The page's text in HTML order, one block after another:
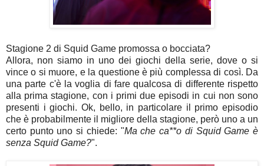
Stagione 2 di Squid Game promossa o bocciata?
Allora, non siamo in uno dei giochi della serie, dove o si
vince o si muore, e la questione è più complessa di così. Da
una parte c'è la voglia di fare qualcosa di differente rispetto
alla prima stagione, con i primi due episodi in cui non sono
presenti i giochi. Ok, bello, in particolare il primo episodio
che è probabilmente il migliore della stagione, però uno a un
certo punto uno si chiede: "Ma che ca**o di Squid Game è
senza Squid Game?".